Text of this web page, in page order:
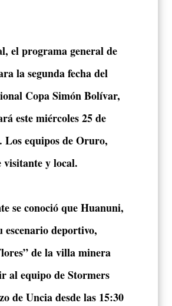
el programa general de
la segunda fecha del
Copa Simón Bolívar,
este miércoles 25 de
Los equipos de Oruro,
visitante y local.
se conoció que Huanuni,
escenario deportivo,
de la villa minera
al equipo de Stormers
de Uncia desde las 15:30